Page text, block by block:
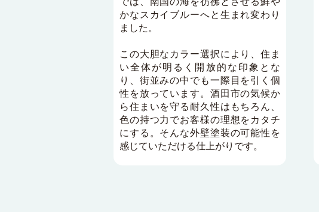
かなスカイブルーへと生まれ変わり
ました。
この大胆なカラー選択により、住ま
い全体が明るく開放的な印象とな
り、街並みの中でも一際目を引く個
性を放っています。酒田市の気候か
ら住まいを守る耐久性はもちろん、
色の持つ力でお客様の理想をカタチ
にする。そんな外壁塗装の可能性を
感じていただける仕上がりです。